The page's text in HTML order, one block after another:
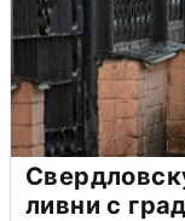
ливни с